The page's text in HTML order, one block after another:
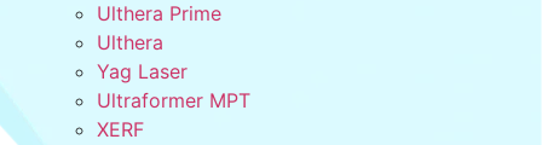
Ulthera Prime
Ulthera
Yag Laser
Ultraformer MPT
XERF